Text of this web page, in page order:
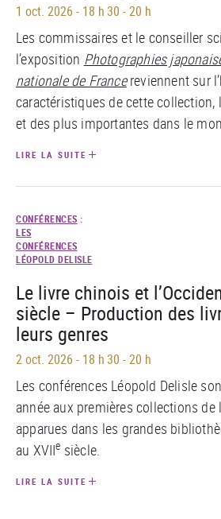
1 oct. 2026 - 18 h 30 - 20 h
Les commissaires et le conseiller
l’exposition Photographies
nationale de Francereviennent sur
caractéristiques de cette collection,
et des plus importantes dans le
LIRE LA SUITE
CONFÉRENCES :
LES
CONFÉRENCES
LÉOPOLD DELISLE
Le livre chinois et
siècle – Production des
leurs genres
2 oct. 2026 - 18 h 30 - 20 h
Les conférences Léopold Delisle
année aux premières collections
apparues dans les grandes
au XVIIe siècle.
LIRE LA SUITE